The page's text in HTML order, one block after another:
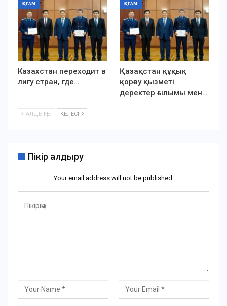
ҚОҒАМ
Казахстан переходит в
лигу стран, где…
ҚОҒАМ
Қазақстан құқық
қорғау қызметі
деректер ғылымы мен…
АЛДЫҢҒЫ КЕЛЕСІ
Пікір қалдыру
Your email address will not be published.